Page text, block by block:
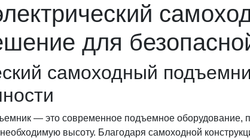
для
самоходный
— это современное подъемное оборудование,
высоту. Благодаря самоходной